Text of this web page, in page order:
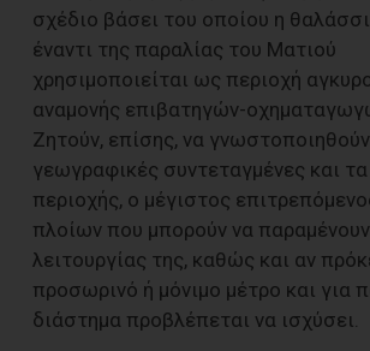
σχέδιο βάσει του οποίου η
έναντι της παραλίας του Ματιού
χρησιμοποιείται ως περιοχή
αναμονής επιβατηγών-
Ζητούν, επίσης, να γνωστοποιηθούν
γεωγραφικές συντεταγμένες και τα
περιοχής, ο μέγιστος
πλοίων που μπορούν να παραμένουν
λειτουργίας της, καθώς και αν
προσωρινό ή μόνιμο μέτρο και για
διάστημα προβλέπεται να ισχύσει.